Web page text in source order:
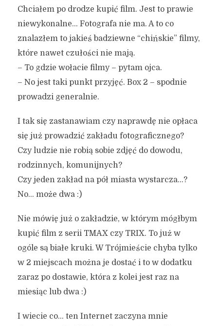
Chciałem po drodze kupić film. Jest to prawie
niewykonalne… Fotografa nie ma. A to co
znalazłem to jakieś badziewne “chińskie” filmy,
które nawet czułości nie mają.
– To gdzie wołacie filmy – pytam ojca.
– No jest taki punkt przyjęć. Box 2 – spodnie
prowadzi generalnie.
I tak się zastanawiam czy naprawdę nie opłaca
się już prowadzić zakładu fotograficznego?
Czy ludzie nie robią sobie zdjęć do dowodu,
rodzinnych, komunijnych?
Czy jeden zakład na pół miasta wystarcza…?
No… może dwa :)
Nie mówię już o zakładzie, w którym mógłbym
kupić film z serii TMAX czy TRIX. To już w
ogóle są białe kruki. W Trójmieście chyba tylko
w 2 miejscach można je dostać i to w dodatku
zaraz po dostawie, która z kolei jest raz na
miesiąc lub dwa :)
I wiecie co… ten Internet zaczyna mnie